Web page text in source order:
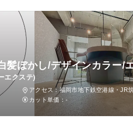
ぼかし/デザインカラー/
エクステ)
アクセス：福岡市地下鉄空港線・JR
カット単価：-